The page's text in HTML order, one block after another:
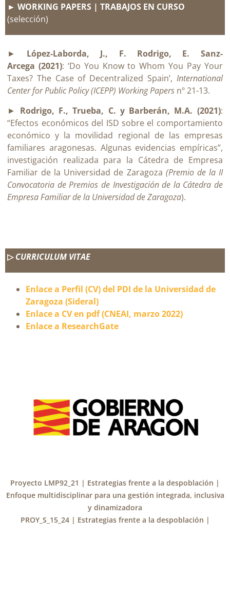
► WORKING PAPERS | TRABAJOS EN CURSO
(selección)
► López-Laborda, J., F. Rodrigo, E. Sanz-
Arcega (2021): ‘Do You Know to Whom You Pay Your
Taxes? The Case of Decentralized Spain’, International
Center for Public Policy (ICEPP) Working Papers nº 21-13.
► Rodrigo, F., Trueba, C. y Barberán, M.A. (2021):
“Efectos económicos del ISD sobre el comportamiento
económico y la movilidad regional de las empresas
familiares aragonesas. Algunas evidencias empíricas”,
investigación realizada para la Cátedra de Empresa
Familiar de la Universidad de Zaragoza (Premio de la II
Convocatoria de Premios de Investigación de la Cátedra de
Empresa Familiar de la Universidad de Zaragoza).
▷CURRICULUM VITAE
Enlace a Perfil (CV) del PDI de la Universidad de
Zaragoza (Sideral)
Enlace a CV en pdf (CNEAI, marzo 2022)
Enlace a ResearchGate
Proyecto LMP92_21 | Estrategias frente a la despoblación |
Enfoque multidisciplinar para una gestión integrada, inclusiva
y dinamizadora
PROY_S_15_24 | Estrategias frente a la despoblación |